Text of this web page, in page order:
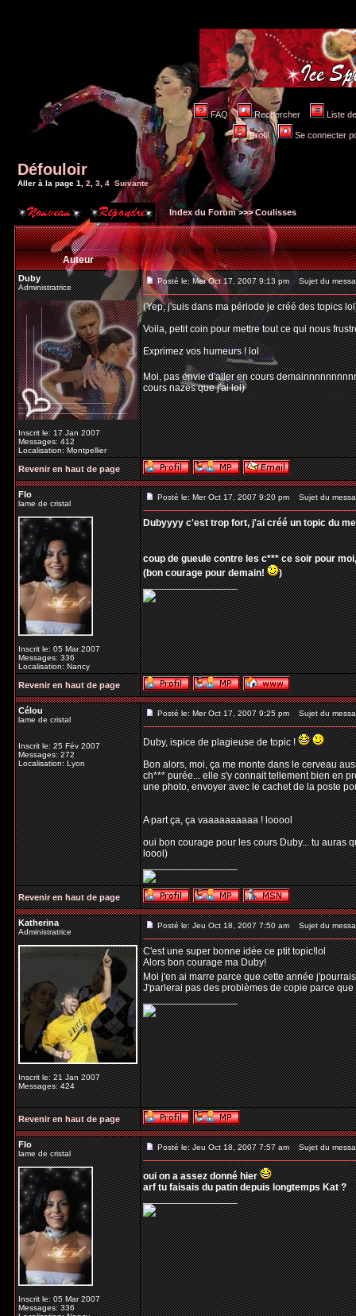
FAQ Rechercher Liste
Profil Se connecter
Défouloir
Aller à la page 1 2 3 4 Suivante
Index du Forum>>>Coulisses
Auteur
Duby
Administratrice
Inscrit le: 17 Jan 2007
Messages: 412
Localisation: Montpellier
Posté le: Mer Oct 17, 2007 9:13 pm Sujet du
(Yep, j'suis dans ma période je créé des topics
Voila, petit coin pour mettre tout ce qui nous
Exprimez vos humeurs ! lol
Moi, pas envie d'aller en cours
cours nazes que j'ai lol)
Revenir en haut de page
Flo
lame de cristal
Inscrit le: 05 Mar 2007
Messages: 336
Localisation: Nancy
Posté le: Mer Oct 17, 2007 9:20 pm Sujet du
Dubyyyy c'est trop fort, j'ai créé un topic du
coup de gueule contre les c*** ce soir pour
(bon courage pour demain!
)
_________________
Revenir en haut de page
Célou
lame de cristal
Inscrit le: 25 Fév 2007
Messages: 272
Localisation: Lyon
Posté le: Mer Oct 17, 2007 9:25 pm Sujet du
Duby, ispice de plagieuse de topic !
Bon alors, moi, ça me monte dans le cerveau
ch*** purée... elle s'y connait tellement bien en
une photo, envoyer avec le cachet de la poste
A part ça, ça vaaaaaaaaaa ! looool
oui bon courage pour les cours Duby... tu auras
loool)
_________________
Revenir en haut de page
Katherina
Administratrice
Inscrit le: 21 Jan 2007
Messages: 424
Posté le: Jeu Oct 18, 2007 7:50 am Sujet du
C'est une super bonne idée ce ptit topic!lol
Alors bon courage ma Duby!
Moi j'en ai marre parce que cette année
J'parlerai pas des problèmes de copie parce
_________________
Revenir en haut de page
Flo
lame de cristal
Inscrit le: 05 Mar 2007
Messages: 336
Posté le: Jeu Oct 18, 2007 7:57 am Sujet du
oui on a assez donné hier
arf tu faisais du patin depuis longtemps Kat ?
_________________